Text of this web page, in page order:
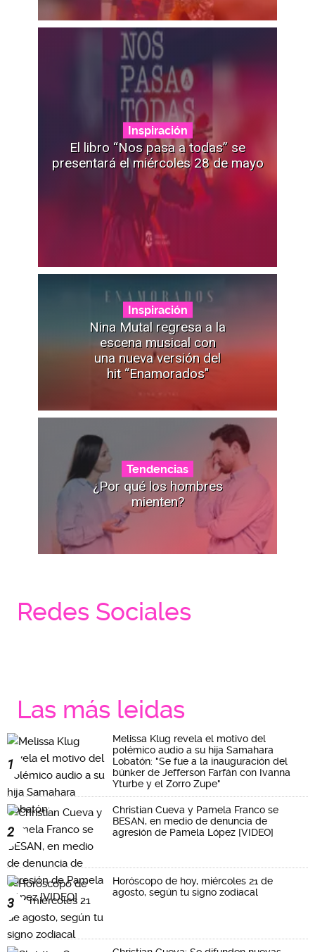
Inspiración
El libro “Nos pasa a todas” se
presentará el miércoles 28 de mayo
Inspiración
Nina Mutal regresa a la
escena musical con
una nueva versión del
hit “Enamorados"
Tendencias
¿Por qué los hombres
mienten?
Redes Sociales
Las más leidas
1
Melissa Klug revela el motivo del
polémico audio a su hija Samahara
Lobatón: "Se fue a la inauguración del
búnker de Jefferson Farfán con Ivanna
Yturbe y el Zorro Zupe"
2
Christian Cueva y Pamela Franco se
BESAN, en medio de denuncia de
agresión de Pamela López [VIDEO]
3
Horóscopo de hoy, miércoles 21 de
agosto, según tu signo zodiacal